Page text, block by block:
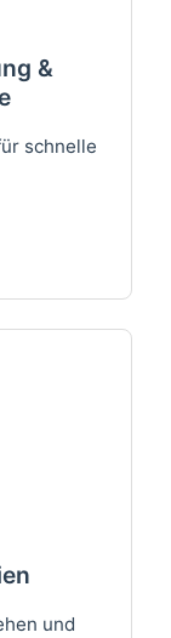
&
schnelle
und